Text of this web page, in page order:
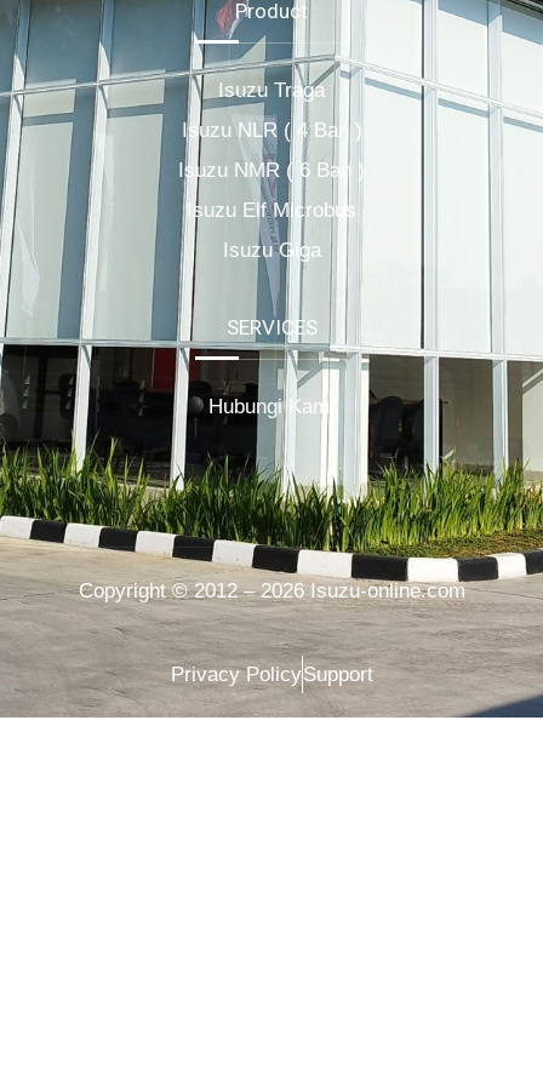
Product
Isuzu Traga
Isuzu NLR ( 4 Ban )
Isuzu NMR ( 6 Ban )
Isuzu Elf Microbus
Isuzu Giga
SERVICES
Hubungi Kami
Copyright © 2012 – 2026 Isuzu-online.com
Privacy PolicySupport